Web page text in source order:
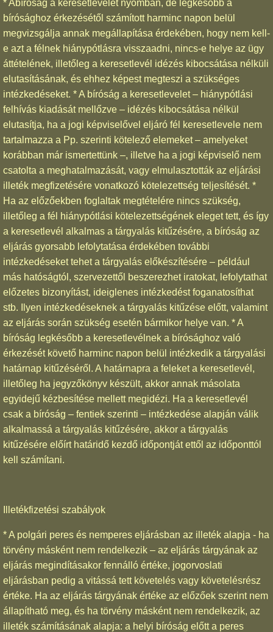
* Abíróság a keresetlevelet nyomban, de legkésőbb a
bírósághoz érkezésétől számított harminc napon belül
megvizsgálja annak megállapítása érdekében, hogy nem kell-
e azt a félnek hiánypótlásra visszaadni, nincs-e helye az ügy
áttételének, illetőleg a keresetlevél idézés kibocsátása nélküli
elutasításának, és ehhez képest megteszi a szükséges
intézkedéseket. * A bíróság a keresetlevelet – hiánypótlási
felhívás kiadását mellőzve – idézés kibocsátása nélkül
elutasítja, ha a jogi képviselővel eljáró fél keresetlevele nem
tartalmazza a Pp. szerinti kötelező elemeket – amelyeket
korábban már ismertettünk –, illetve ha a jogi képviselő nem
csatolta a meghatalmazását, vagy elmulasztották az eljárási
illeték megfizetésére vonatkozó kötelezettség teljesítését. *
Ha az előzőekben foglaltak megtételére nincs szükség,
illetőleg a fél hiánypótlási kötelezettségének eleget tett, és így
a keresetlevél alkalmas a tárgyalás kitűzésére, a bíróság az
eljárás gyorsabb lefolytatása érdekében további
intézkedéseket tehet a tárgyalás előkészítésére – például
más hatóságtól, szervezettől beszerezhet iratokat, lefolytathat
előzetes bizonyítást, ideiglenes intézkedést foganatosíthat
stb. Ilyen intézkedéseknek a tárgyalás kitűzése előtt, valamint
az eljárás során szükség esetén bármikor helye van. * A
bíróság legkésőbb a keresetlevélnek a bírósághoz való
érkezését követő harminc napon belül intézkedik a tárgyalási
határnap kitűzéséről. A határnapra a feleket a keresetlevél,
illetőleg ha jegyzőkönyv készült, akkor annak másolata
egyidejű kézbesítése mellett megidézi. Ha a keresetlevél
csak a bíróság – fentiek szerinti – intézkedése alapján válik
alkalmassá a tárgyalás kitűzésére, akkor a tárgyalás
kitűzésére előírt határidő kezdő időpontját ettől az időponttól
kell számítani.
Illetékfizetési szabályok
* A polgári peres és nemperes eljárásban az illeték alapja - ha
törvény másként nem rendelkezik – az eljárás tárgyának az
eljárás megindításakor fennálló értéke, jogorvoslati
eljárásban pedig a vitássá tett követelés vagy követelésrész
értéke. Ha az eljárás tárgyának értéke az előzőek szerint nem
állapítható meg, és ha törvény másként nem rendelkezik, az
illeték számításának alapja: a helyi bíróság előtt a peres